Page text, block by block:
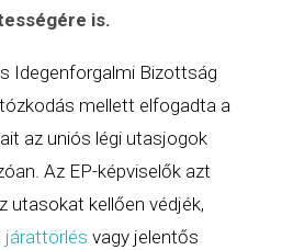
is.
Idegenforgalmi Bizottság
mellett elfogadta a
az uniós légi utasjogok
Az EP-képviselők azt
utasokat kellően védjék,
járattörlés vagy jelentős